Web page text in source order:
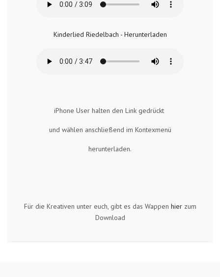
Kinderlied Riedelbach - Herunterladen
iPhone User halten den Link gedrückt
und wählen anschließend im Kontexmenü
herunterladen.
Für die Kreativen unter euch, gibt es das Wappen hierzum
Download